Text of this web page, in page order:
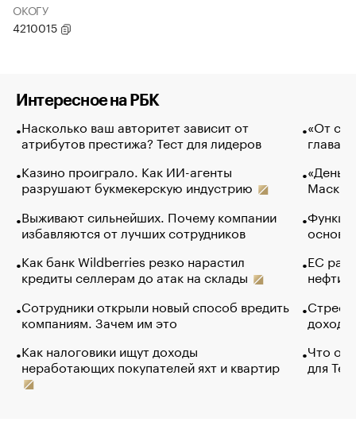
ОКОГУ
4210015
Интересное на РБК
Насколько ваш авторитет зависит от
атрибутов престижа? Тест для лидеров
Казино проиграло. Как ИИ-агенты
разрушают букмекерскую индустрию
Выживают сильнейших. Почему компании
избавляются от лучших сотрудников
Как банк Wildberries резко нарастил
кредиты селлерам до атак на склады
Сотрудники открыли новый способ вредить
компаниям. Зачем им это
Как налоговики ищут доходы
неработающих покупателей яхт и квартир
«От
глава
Маск в
основ
ЕС
нефти
Что
для